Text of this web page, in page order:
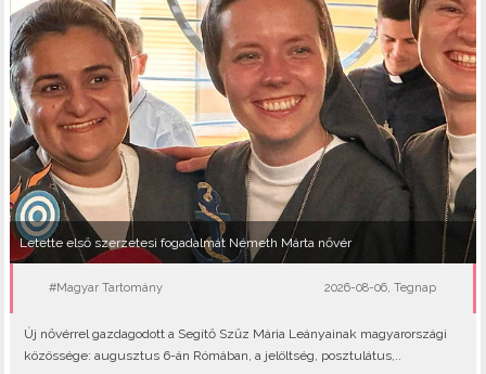
Letette első szerzetesi fogadalmát Németh Márta nővér
#Magyar Tartomány 2026-08-06, Tegnap
Új nővérrel gazdagodott a Segítő Szűz Mária Leányainak magyarországi
közössége: augusztus 6-án Rómában, a jelöltség, posztulátus,..